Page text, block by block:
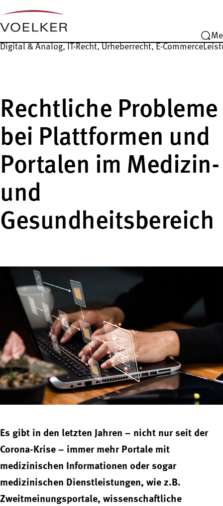
Digital & Analog, IT-Recht, Urheberrecht, E-Commerce
Rechtliche Probleme
bei Plattformen und
Portalen im Medizin-
und
Gesundheitsbereich
Es gibt in den letzten Jahren – nicht nur seit der
Corona-Krise – immer mehr Portale mit
medizinischen Informationen oder sogar
medizinischen Dienstleistungen, wie z.B.
Zweitmeinungsportale, wissenschaftliche